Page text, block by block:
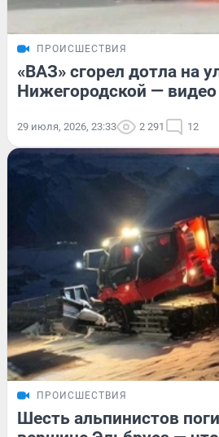
ПРОИСШЕСТВИЯ
«ВАЗ» сгорел дотла на
Нижегородской — видео
29 июля, 2026, 23:33 2 291 12
ПРОИСШЕСТВИЯ
Шесть альпинистов